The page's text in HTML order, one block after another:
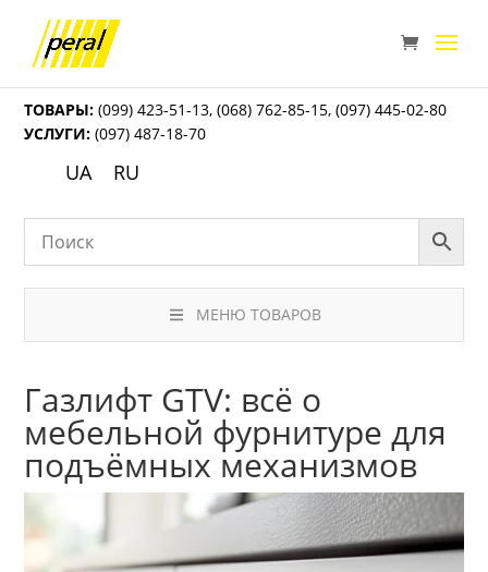
ТОВАРЫ: (099) 423-51-13,(068) 762-85-15,(097) 445-02-80
УСЛУГИ: (097) 487-18-70
UA RU
МЕНЮ ТОВАРОВ
Газлифт GTV: всё о
мебельной фурнитуре для
подъёмных механизмов